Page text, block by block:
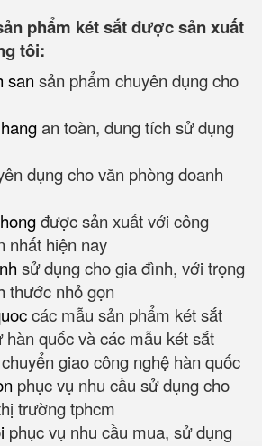
phẩm két sắt được sản xuất
tôi:
san sản phẩm chuyên dụng cho
an toàn, dung tích sử dụng
dụng cho văn phòng doanh
được sản xuất với công
nhất hiện nay
sử dụng cho gia đình, với trọng
thước nhỏ gọn
các mẫu sản phẩm két sắt
hàn quốc và các mẫu két sắt
giao công nghệ hàn quốc
phục vụ nhu cầu sử dụng cho
trường tphcm
phục vụ nhu cầu mua, sử dụng